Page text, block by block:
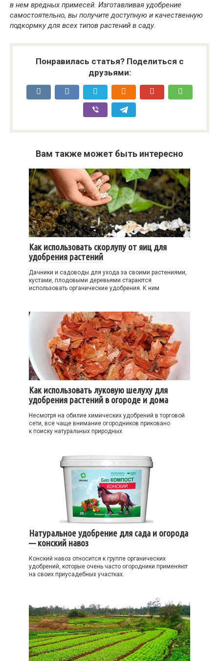
в нем вредных примесей. Изготавливая удобрение
самостоятельно, вы получите доступную и качественную
подкормку для всех типов растений в саду.
Понравилась статья? Поделиться с
друзьями:
Вам также может быть интересно
Как использовать скорлупу от яиц для
удобрения растений
Дачники и садоводы для ухода за своими растениями,
кустами, плодовыми деревьями стараются
использовать органические удобрения. К ним
Как использовать луковую шелуху для
удобрения растений в огороде и дома
Несмотря на обилие химических удобрений в торговой
сети, все чаще внимание огородников приковано
к поиску натуральных природных
Натуральное удобрение для сада и огорода
— конский навоз
Конский навоз относится к группе органических
удобрений, которые очень часто огородники применяют
на своих приусадебных участках.